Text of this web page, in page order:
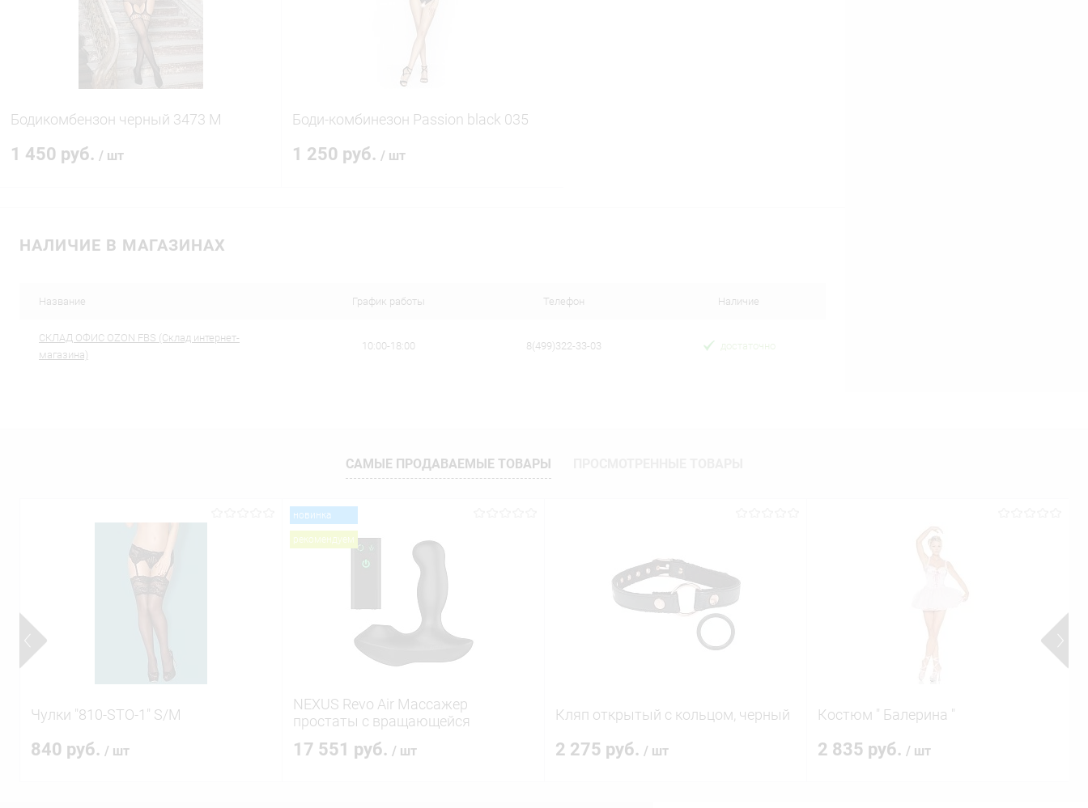
Бодикомбензон черный 3473 М
1 450 руб. / шт
Боди-комбинезон Passion black 035
1 250 руб. / шт
НАЛИЧИЕ В МАГАЗИНАХ
Название График работы Телефон Наличие
CКЛАД ОФИС OZON FBS (Склад интернет-
магазина)
10:00-18:00 8(499)322-33-03 достаточно
САМЫЕ ПРОДАВАЕМЫЕ ТОВАРЫ
Чулки "810-STO-1" S/M
840 руб. / шт
новинка
рекомендуем
NEXUS Revo Air Массажер
простаты с вращающейся
17 551 руб. / шт
Кляп открытый с кольцом, черный
2 275 руб. / шт
Костюм " Балерина "
2 835 руб. / шт